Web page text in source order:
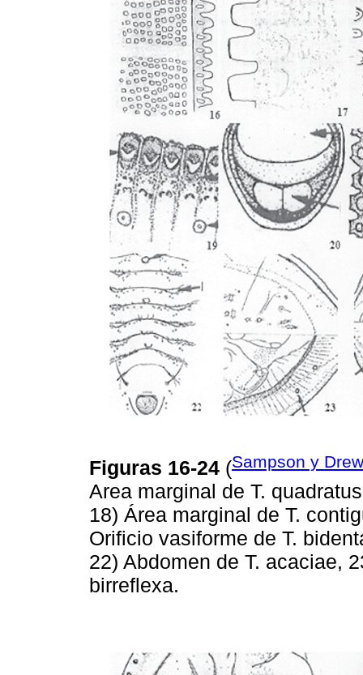
Figuras 16-24 (Sampson y
Area marginal de T.
18) Área marginal de T.
Orificio vasiforme de T.
22) Abdomen de T. acaciae,
birreflexa.